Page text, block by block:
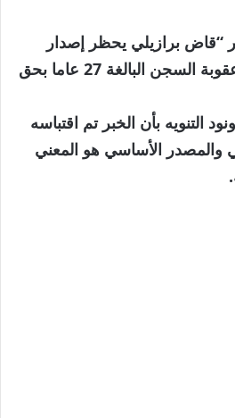
برازيلي يحظر إصدار
قانون يمكن أن يخفف عقوبة السجن البالغة 27 عاما بحق
” من اشراق العالم 24 ونود التنويه بأن الخبر تم اقتباسه
والمصدر الأساسي هو المعني